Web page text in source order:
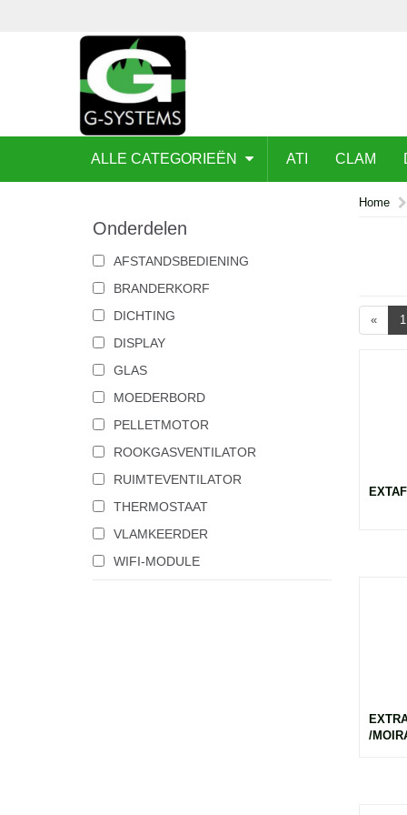
ALLE CATEGORIEËN ATI CLAM
Onderdelen
AFSTANDSBEDIENING
BRANDERKORF
DICHTING
DISPLAY
GLAS
MOEDERBORD
PELLETMOTOR
ROOKGASVENTILATOR
RUIMTEVENTILATOR
THERMOSTAAT
VLAMKEERDER
WIFI-MODULE
Home
« 1
/